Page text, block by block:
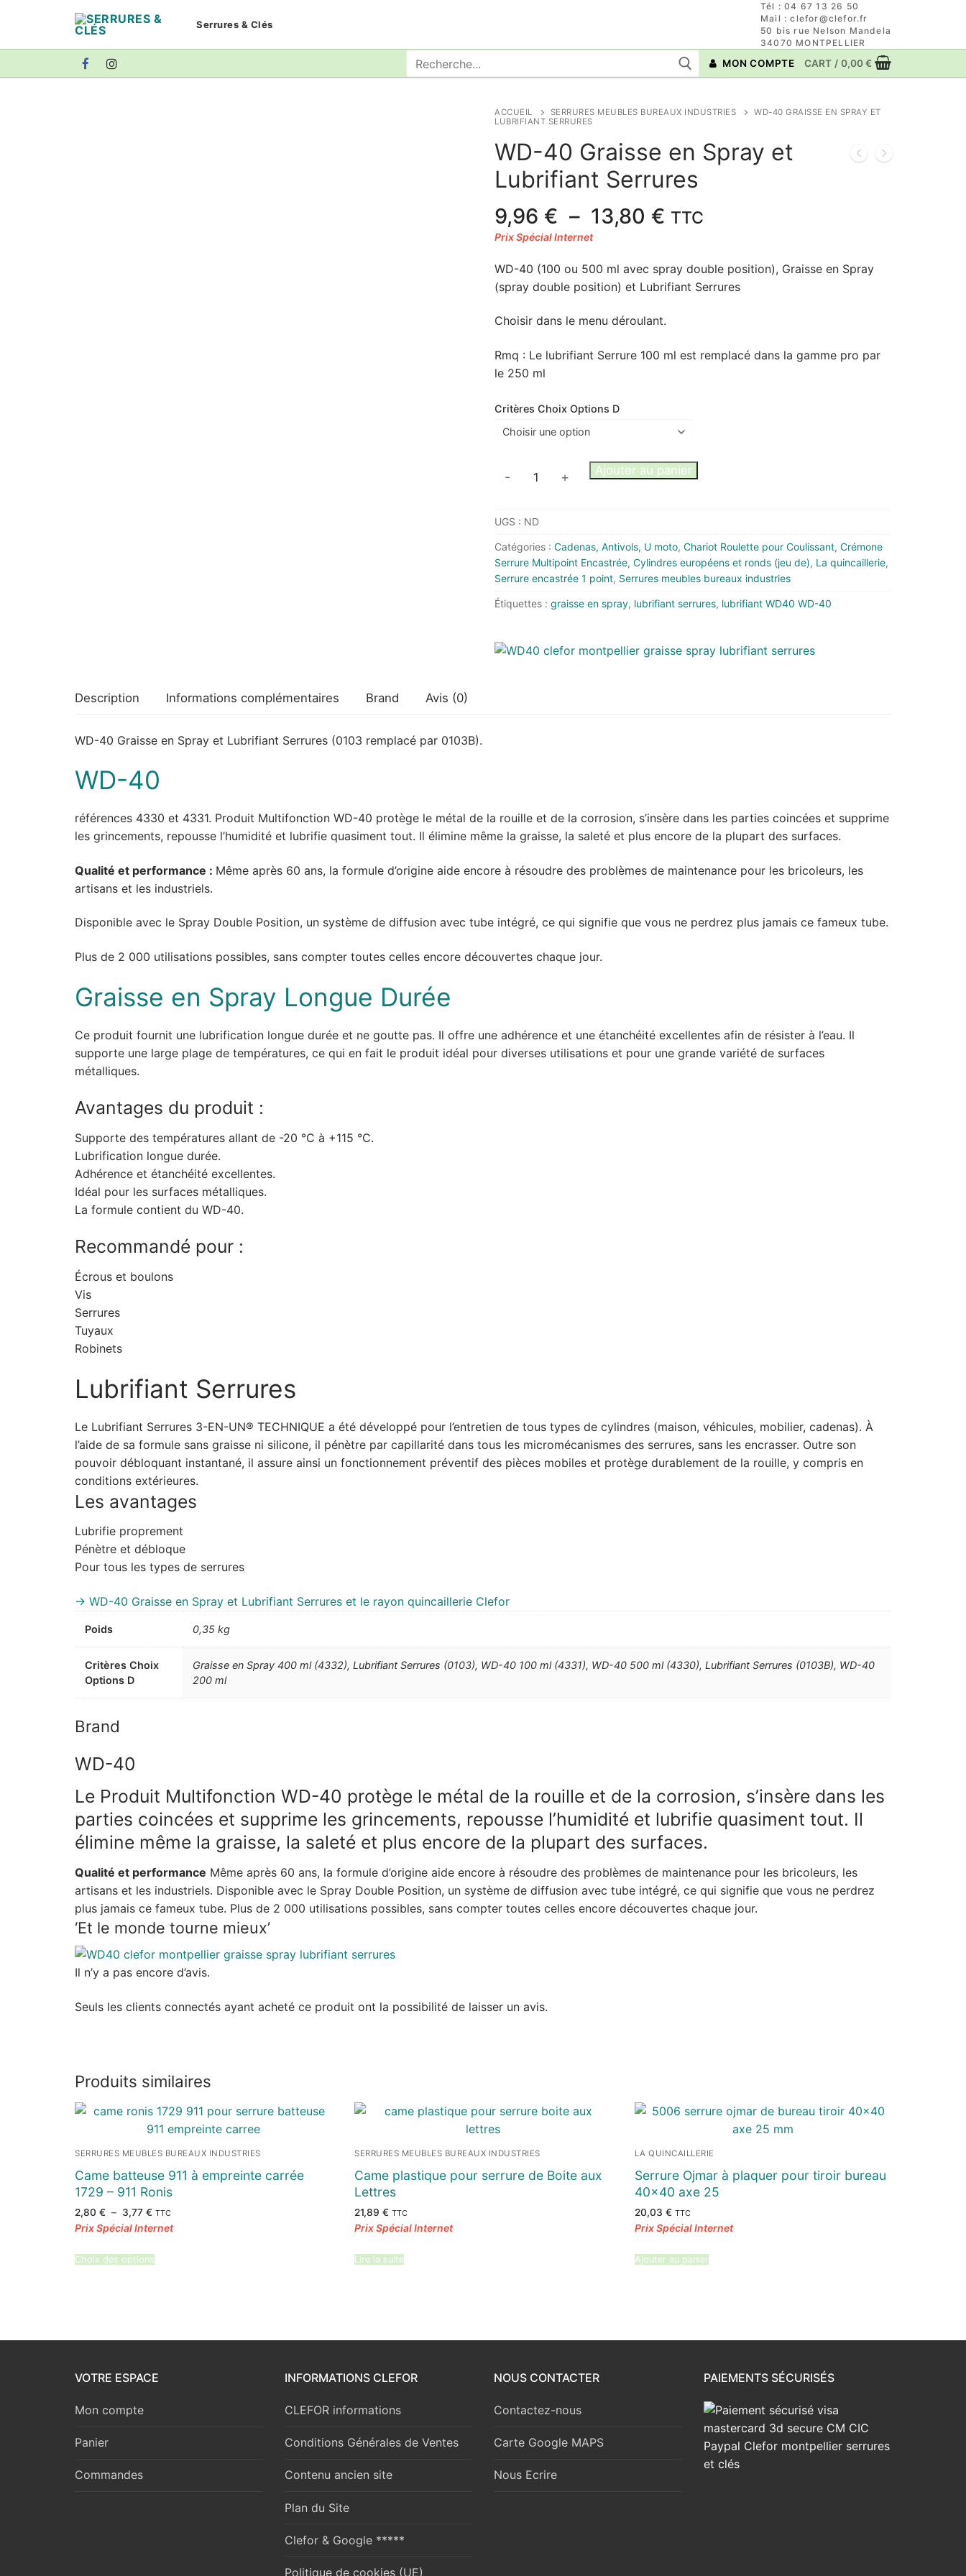
Serrures & Clés
Tél : 04 67 13 26 50
Mail : clefor@clefor.fr
50 bis rue Nelson Mandela
34070 MONTPELLIER
Rechercher
:
MON COMPTE CART / 0,00€
ACCUEIL SERRURES MEUBLES BUREAUX INDUSTRIES
WD-40 GRAISSE EN SPRAY ET
LUBRIFIANT SERRURES
WD-40 Graisse en Spray et
Lubrifiant Serrures
9,96 € – 13,80 € Plage
9,96 €
à
TTC
WD-40 (100 ou 500 ml avec spray double position), Graisse en Spray
(spray double position) et Lubrifiant Serrures
Choisir dans le menu déroulant.
Rmq : Le lubrifiant Serrure 100 ml est remplacé dans la gamme pro par
le 250 ml
Critères Choix Options D
quantité
40
Graisse
en
Spray
et
Lubrifiant
- + Ajouter au panier
UGS : ND
Catégories : Cadenas, Antivols, U moto, Chariot Roulette pour Coulissant, Crémone
Serrure Multipoint Encastrée, Cylindres européens et ronds (jeu de), La quincaillerie,
Serrure encastrée 1 point, Serrures meubles bureaux industries
Étiquettes : graisse en spray, lubrifiant serrures, lubrifiant WD40 WD-40
Description Informations complémentaires Brand Avis (0)
WD-40 Graisse en Spray et Lubrifiant Serrures (0103 remplacé par 0103B).
WD-40
références 4330 et 4331. Produit Multifonction WD-40 protège le métal de la rouille et de la corrosion, s’insère dans les parties coincées et supprime
les grincements, repousse l’humidité et lubrifie quasiment tout. Il élimine même la graisse, la saleté et plus encore de la plupart des surfaces.
Qualité et performance : Même après 60 ans, la formule d’origine aide encore à résoudre des problèmes de maintenance pour les bricoleurs, les
artisans et les industriels.
Disponible avec le Spray Double Position, un système de diffusion avec tube intégré, ce qui signifie que vous ne perdrez plus jamais ce fameux tube.
Plus de 2 000 utilisations possibles, sans compter toutes celles encore découvertes chaque jour.
Graisse en Spray Longue Durée
Ce produit fournit une lubrification longue durée et ne goutte pas. Il offre une adhérence et une étanchéité excellentes afin de résister à l’eau. Il
supporte une large plage de températures, ce qui en fait le produit idéal pour diverses utilisations et pour une grande variété de surfaces
métalliques.
Avantages du produit :
Supporte des températures allant de -20 °C à +115 °C.
Lubrification longue durée.
Adhérence et étanchéité excellentes.
Idéal pour les surfaces métalliques.
La formule contient du WD-40.
Recommandé pour :
Écrous et boulons
Vis
Serrures
Tuyaux
Robinets
Lubrifiant Serrures
Le Lubrifiant Serrures 3-EN-UN® TECHNIQUE a été développé pour l’entretien de tous types de cylindres (maison, véhicules, mobilier, cadenas). À
l’aide de sa formule sans graisse ni silicone, il pénètre par capillarité dans tous les micromécanismes des serrures, sans les encrasser. Outre son
pouvoir débloquant instantané, il assure ainsi un fonctionnement préventif des pièces mobiles et protège durablement de la rouille, y compris en
conditions extérieures.
Les avantages
Lubrifie proprement
Pénètre et débloque
Pour tous les types de serrures
-> WD-40 Graisse en Spray et Lubrifiant Serrures et le rayon quincaillerie Clefor
Poids 0,35 kg
Critères Choix
Options D
Graisse en Spray 400 ml (4332), Lubrifiant Serrures (0103), WD-40 100 ml (4331), WD-40 500 ml (4330), Lubrifiant Serrures (0103B), WD-40
200 ml
Brand
WD-40
Le Produit Multifonction WD-40 protège le métal de la rouille et de la corrosion, s’insère dans les
parties coincées et supprime les grincements, repousse l’humidité et lubrifie quasiment tout. Il
élimine même la graisse, la saleté et plus encore de la plupart des surfaces.
Qualité et performance Même après 60 ans, la formule d’origine aide encore à résoudre des problèmes de maintenance pour les bricoleurs, les
artisans et les industriels. Disponible avec le Spray Double Position, un système de diffusion avec tube intégré, ce qui signifie que vous ne perdrez
plus jamais ce fameux tube. Plus de 2 000 utilisations possibles, sans compter toutes celles encore découvertes chaque jour.
‘Et le monde tourne mieux’
Il n’y a pas encore d’avis.
Seuls les clients connectés ayant acheté ce produit ont la possibilité de laisser un avis.
Produits similaires
SERRURES MEUBLES BUREAUX INDUSTRIES
Came batteuse 911 à empreinte carrée
1729 – 911 Ronis
2,80 € – 3,77 €Plage
prix :
3,77 €
TTC
Choix des options
SERRURES MEUBLES BUREAUX INDUSTRIES
Came plastique pour serrure de Boite aux
Lettres
21,89€ TTC
Lire la suite
LA QUINCAILLERIE
Serrure Ojmar à plaquer pour tiroir bureau
40×40 axe 25
20,03 € TTC
Ajouter au panier
VOTRE ESPACE
Mon compte
Panier
Commandes
INFORMATIONS CLEFOR
CLEFOR informations
Conditions Générales de Ventes
Contenu ancien site
Plan du Site
Clefor & Google *****
Politique de cookies (UE)
NOUS CONTACTER
Contactez-nous
Carte Google MAPS
Nous Ecrire
PAIEMENTS SÉCURISÉS